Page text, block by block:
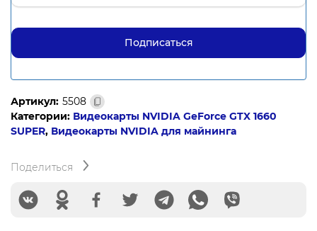
Артикул: 5508
Категории: Видеокарты NVIDIA GeForce GTX 1660
SUPER, Видеокарты NVIDIA для майнинга
Поделиться